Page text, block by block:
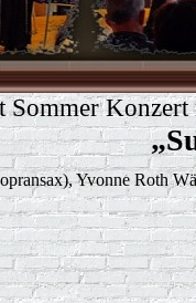
Sommer
Yvonne Roth